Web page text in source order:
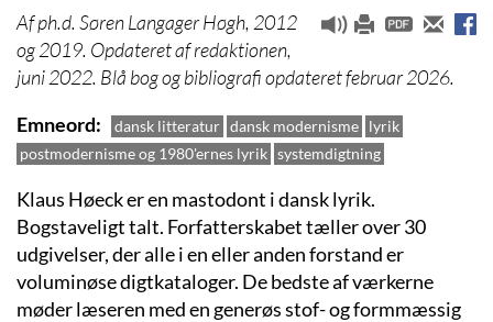
ph.d. Søren Langager Høgh, 2012
og 2019. Opdateret af redaktionen,
juni 2022. Blå bog og bibliografi opdateret februar 2026.
Emneord
dansk litteratur dansk modernisme lyrik
postmodernisme og 1980'ernes lyrik systemdigtning
Klaus Høeck er en mastodont i dansk lyrik.
Bogstaveligt talt. Forfatterskabet tæller over 30
udgivelser, der alle i en eller anden forstand er
voluminøse digtkataloger. De bedste af værkerne
møder læseren med en generøs stof- og formmæssig